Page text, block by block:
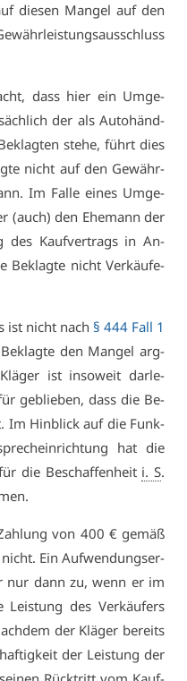
die­sen Man­gel auf den
dass hier ein Um­ge­
der als Au­to­händ­
ste­he, führt dies
nicht auf den Ge­währ­
Im Fal­le ei­nes Um­ge­
(auch) den Ehe­mann der
des Kauf­ver­trags in An­
Be­klag­te nicht Ver­käu­fe­
ist nicht nach § 444 Fall 1
den Man­gel arg­
ist in­so­weit dar­le­
ge­blie­ben, dass die Be­
Im Hin­blick auf die Funk­
hat die
die Be­schaf­fen­heit i. S.
von 400 € ge­mäß
Ein Auf­wen­dungs­er­
nur dann zu, wenn er im
des Ver­käu­fers
der Klä­ger be­reits
der Leis­tung der